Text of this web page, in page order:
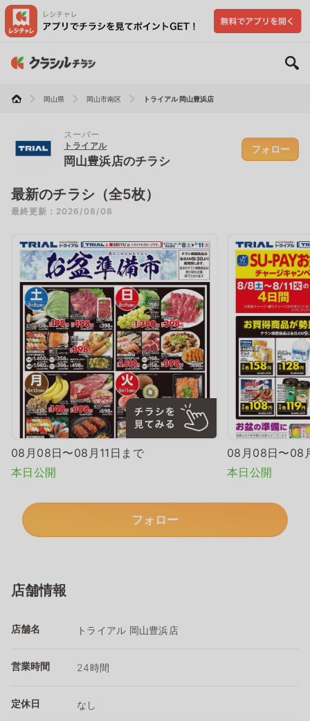
岡山県 岡山市南区 トライアル 岡山豊浜店
スーパー
トライアル
岡山豊浜店のチラシ
フォロー
最新のチラシ（全5枚）
最終更新：2026/08/08
08月08日〜08月11日まで
本日公開
08月08日〜08
本日公開
フォロー
店舗情報
店舗名 トライアル 岡山豊浜店
営業時間 24時間
定休日 なし